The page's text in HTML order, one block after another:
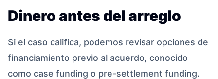
Dinero antes del arreglo
Si el caso califica, podemos revisar opciones de
financiamiento previo al acuerdo, conocido
como case funding o pre-settlement funding.